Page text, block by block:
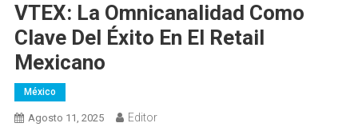
VTEX: La Omnicanalidad Como
Clave Del Éxito En El Retail
Mexicano
México
Agosto 11, 2025 Editor